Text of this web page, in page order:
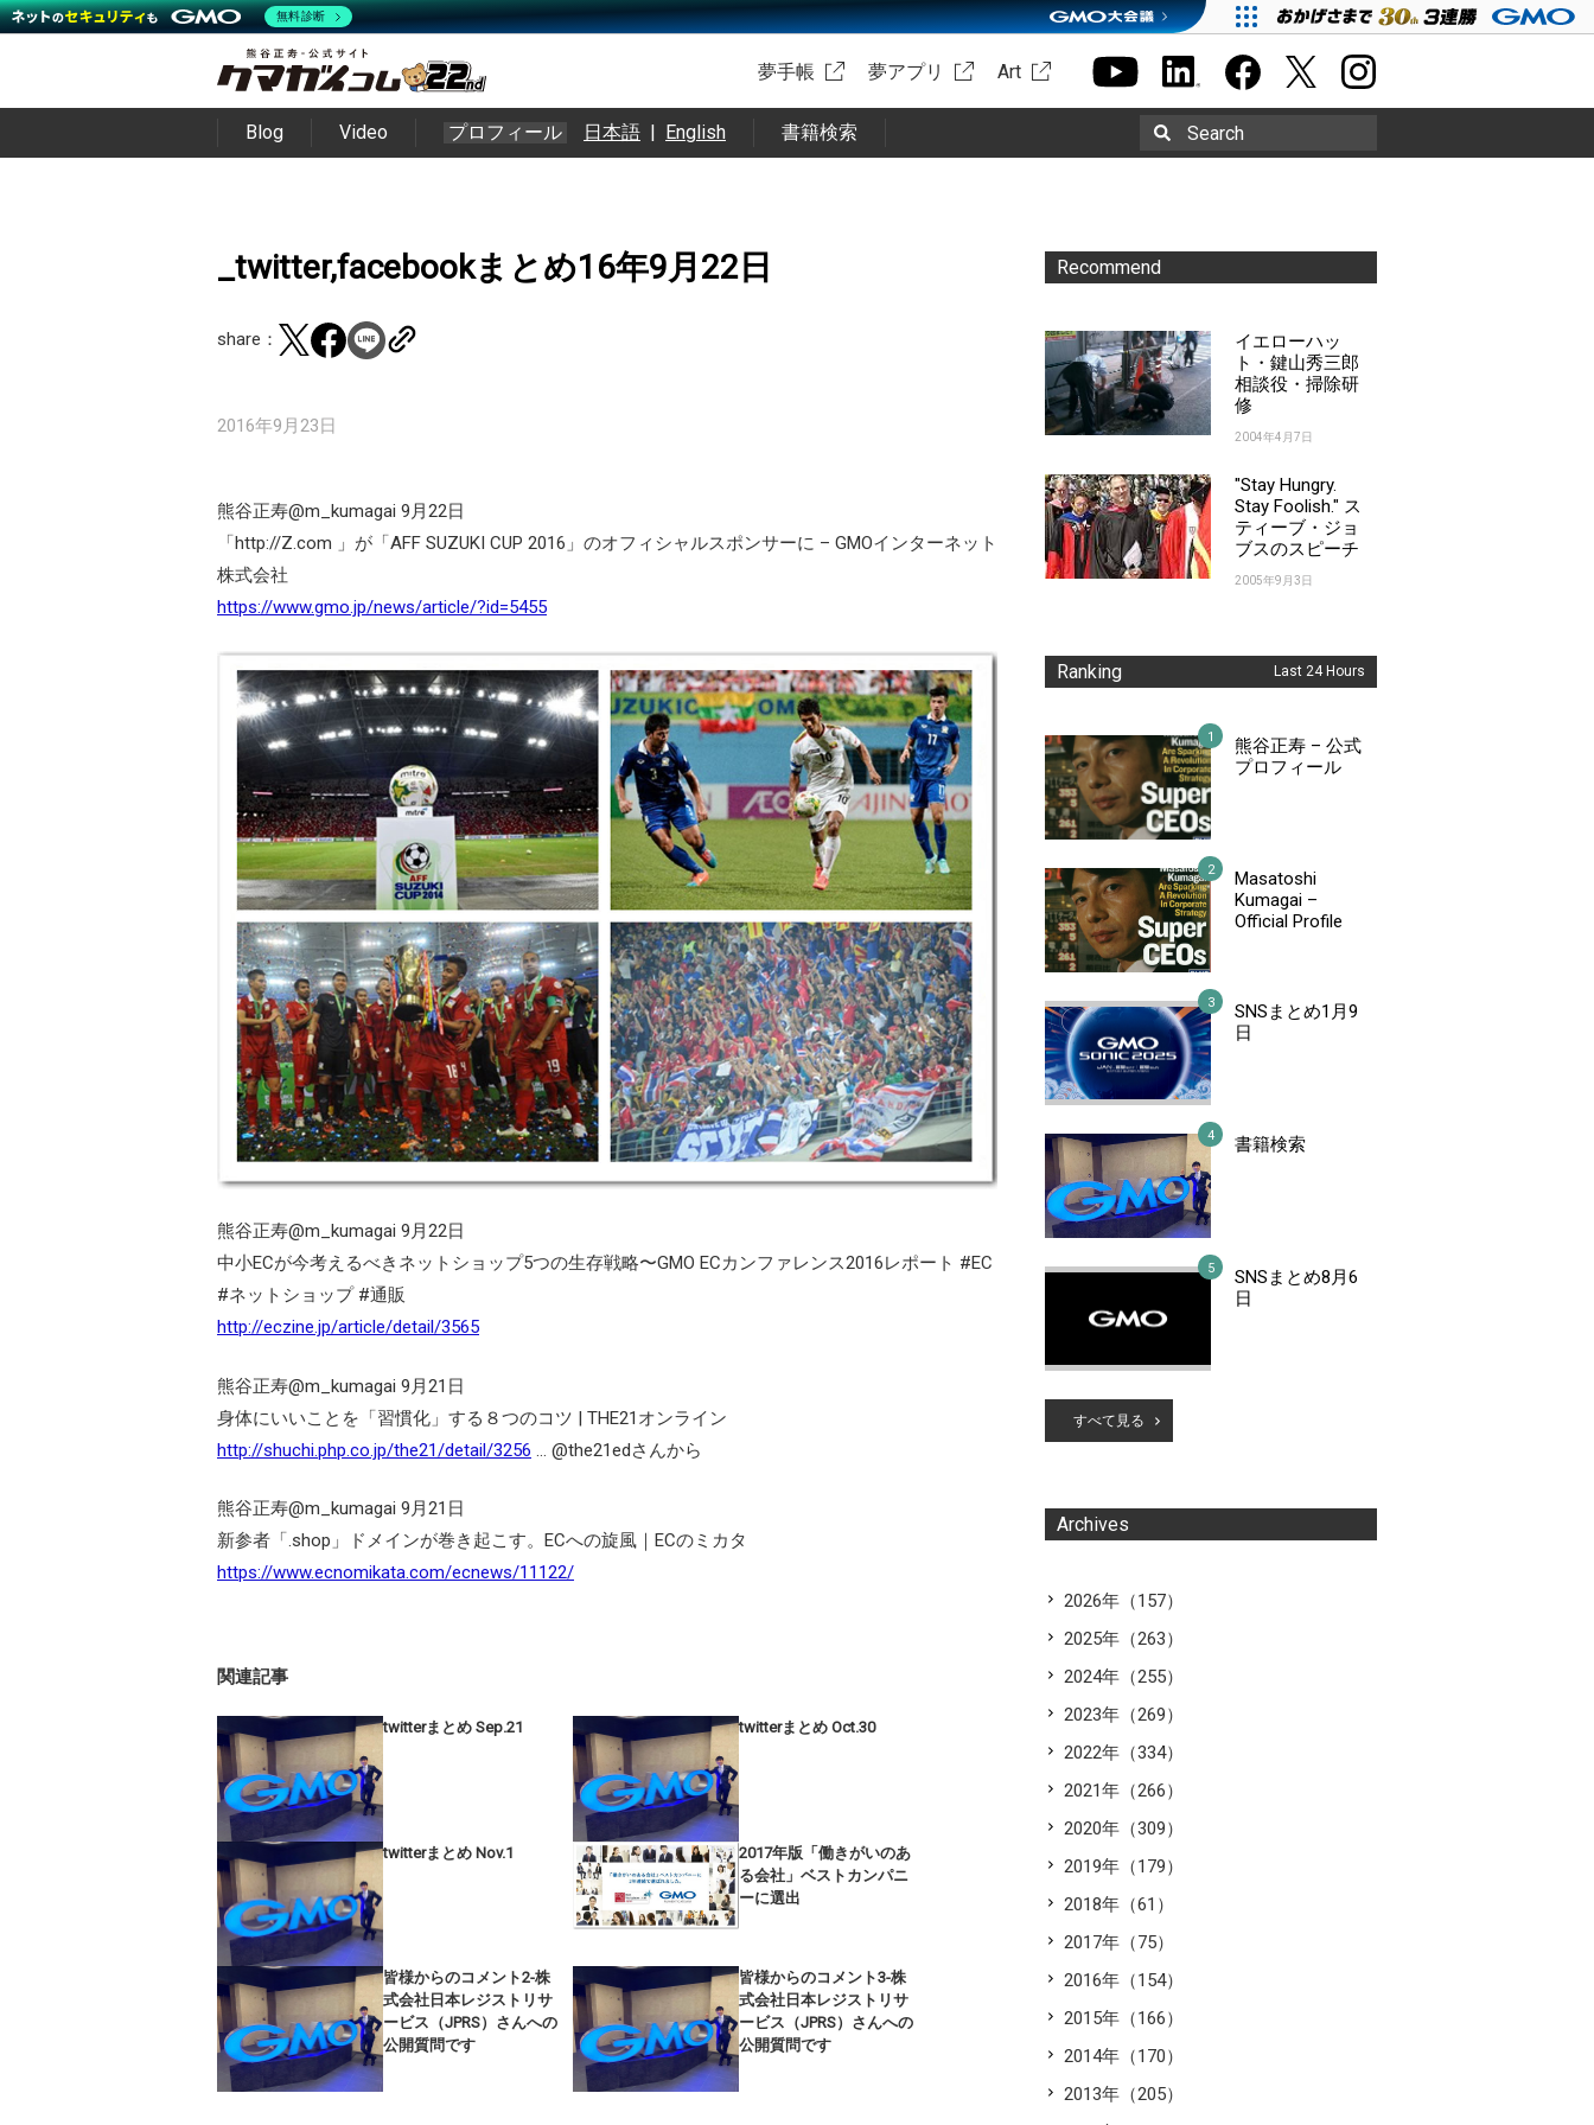
夢手帳 夢アプリ Art
Blog Video プロフィール 日本語 | English 書籍検索 Search
_twitter,facebookまとめ16年9月22日
share：
2016年9月23日
熊谷正寿‏@m_kumagai 9月22日
「http://Z.com 」が「AFF SUZUKI CUP 2016」のオフィシャルスポンサーに – GMOインターネット
株式会社
https://www.gmo.jp/news/article/?id=5455
熊谷正寿‏@m_kumagai 9月22日
中小ECが今考えるべきネットショップ5つの生存戦略〜GMO ECカンファレンス2016レポート #EC
#ネットショップ #通販
http://eczine.jp/article/detail/3565
熊谷正寿‏@m_kumagai 9月21日
身体にいいことを「習慣化」する８つのコツ | THE21オンライン
http://shuchi.php.co.jp/the21/detail/3256 … @the21edさんから
熊谷正寿‏@m_kumagai 9月21日
新参者「.shop」ドメインが巻き起こす。ECへの旋風｜ECのミカタ
https://www.ecnomikata.com/ecnews/11122/
関連記事
twitterまとめ Sep.21 twitterまとめ Oct.30
twitterまとめ Nov.1
2017年版「働きがいのあ
る会社」ベストカンパニ
ーに選出
皆様からのコメント2-株
式会社日本レジストリサ
ービス（JPRS）さんへの
公開質問です
皆様からのコメント3-株
式会社日本レジストリサ
ービス（JPRS）さんへの
公開質問です
Recommend
イエローハッ
ト・鍵山秀三郎
相談役・掃除研
修
2004年4月7日
"Stay Hungry.
Stay Foolish." ス
ティーブ・ジョ
ブスのスピーチ
2005年9月3日
Ranking Last 24 Hours
熊谷正寿 – 公式
プロフィール
Masatoshi
Kumagai –
Official Profile
SNSまとめ1月9
日
書籍検索
SNSまとめ8月6
日
すべて見る
Archives
2026年（157）
2025年（263）
2024年（255）
2023年（269）
2022年（334）
2021年（266）
2020年（309）
2019年（179）
2018年（61）
2017年（75）
2016年（154）
2015年（166）
2014年（170）
2013年（205）
無料診断